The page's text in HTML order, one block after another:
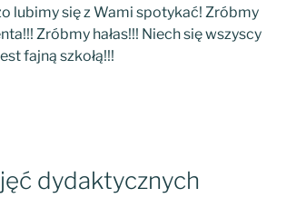
lubimy się z Wami spotykać! Zróbmy
Zróbmy hałas!!! Niech się wszyscy
fajną szkołą!!!
dydaktycznych